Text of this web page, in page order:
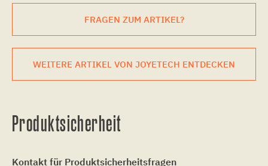
FRAGEN ZUM ARTIKEL?
WEITERE ARTIKEL VON JOYETECH ENTDECKEN
Produktsicherheit
Kontakt für Produktsicherheitsfragen